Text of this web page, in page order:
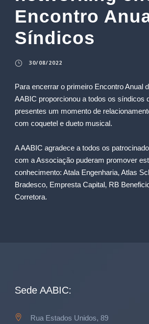
Encontro
Síndicos
30/08/2022
Para encerrar o primeiro Encontro Anual
AABIC proporcionou a todos os síndicos
presentes um momento de
com coquetel e dueto musical.
A AABIC agradece a todos os
com a Associação puderam promover
conhecimento: Atala Engenharia, Atlas
Bradesco, Empresta Capital, RB
Corretora.
Sede AABIC:
Rua Estados Unidos, 89